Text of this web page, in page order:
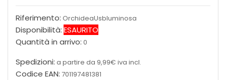
Riferimento: OrchideaUsbluminosa
Disponibilità:ESAURITO
Quantità in arrivo: 0
Spedizioni: a partire da 9,99€ iva incl.
Codice EAN: 701197481381